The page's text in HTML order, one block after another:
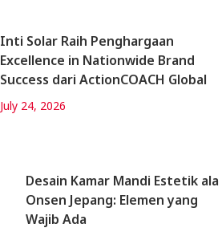
Inti Solar Raih Penghargaan
Excellence in Nationwide Brand
Success dari ActionCOACH Global
July 24, 2026
Desain Kamar Mandi Estetik ala
Onsen Jepang: Elemen yang
Wajib Ada